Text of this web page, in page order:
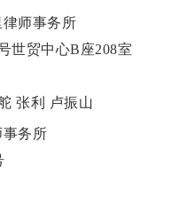
师事务所
贸中心B座208室
张利 卢振山
务所